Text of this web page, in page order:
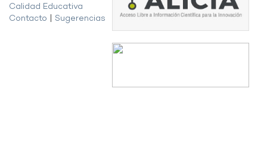
Calidad Educativa
Contacto
Sugerencias